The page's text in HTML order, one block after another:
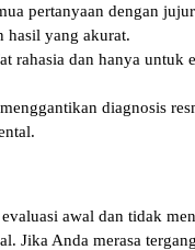
pertanyaan dengan
hasil yang akurat.
rahasia dan hanya untuk
diagnosis
awal dan tidak
Jika Anda merasa